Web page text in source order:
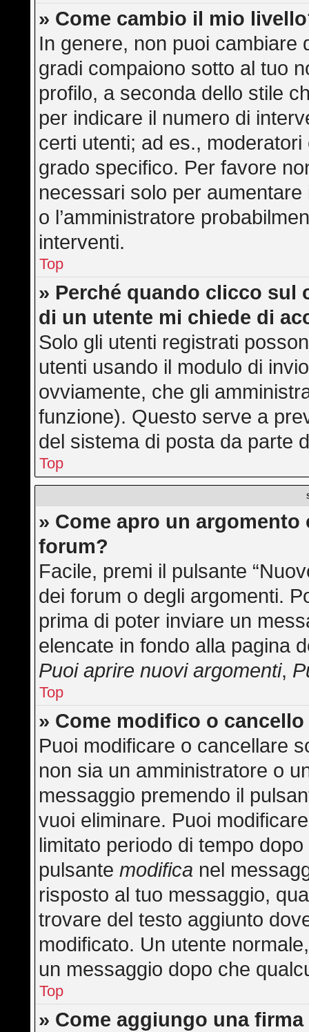
» Come cambio il mio
In genere, non puoi cambiare
gradi compaiono sotto al tuo
profilo, a seconda dello stile
per indicare il numero di
certi utenti; ad es.,
grado specifico. Per favore
necessari solo per
o l’amministratore
interventi.
Top
» Perché quando clicco sul
di un utente mi chiede di
Solo gli utenti registrati
utenti usando il modulo di
ovviamente, che gli
funzione). Questo serve a
del sistema di posta da parte
Top
» Come apro un
forum?
Facile, premi il pulsante
dei forum o degli argomenti.
prima di poter inviare un
elencate in fondo alla pagina
Puoi aprire nuovi argomenti,
Top
» Come modifico o
Puoi modificare o cancellare
non sia un amministratore o
messaggio premendo il
vuoi eliminare. Puoi
limitato periodo di tempo
pulsantemodifica nel
risposto al tuo messaggio,
trovare del testo aggiunto
modificato. Un utente
un messaggio dopo che
Top
» Come aggiungo una